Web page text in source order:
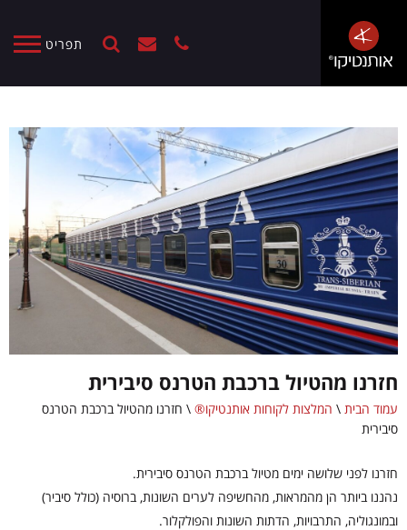
תפריט
חזרנו מהטיול ברכבת הטרנס סיבירית
עמוד הבית \ המלצות לקוחות אותנטיקו® \ חזרנו מהטיול ברכבת הטרנס
סיבירית
חזרנו לפני שלושה ימים מטיול ברכבת הטרנס סיבירית.
נהננו ביותר הן מהמראות, מהחשיפה לערים השונות, ברוסיה (כולל סיביר)
ובמונגוליה, התרבויות, הדתות השונות והפולקלור.